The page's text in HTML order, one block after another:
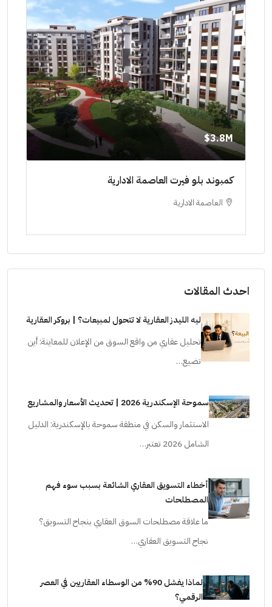
3.8M$
كمبوند بلو فيرت العاصمة الادارية
العاصمة الادارية
احدث المقالات
ليه الليدز العقارية لا تتحول لمبيعات؟ | بروكر العقارية
تحليل عقاري من واقع السوق من الإعلان للمعاينة: أين
تضيع…
سموحة الإسكندرية 2026 | تحديث الأسعار والمشاريع
الاستثمار والسكن في منطقة سموحة بالإسكندرية: الدليل
الشامل 2026 تعتبر…
أخطاء التسويق العقاري الشائعة بسبب سوء فهم
المصطلحات
ما علاقة مصطلحات السوق العقاري بنجاح التسويق؟
نجاح التسويق العقاري…
لماذا يفشل 90% من الوسطاء العقاريين في العصر
الرقمي؟